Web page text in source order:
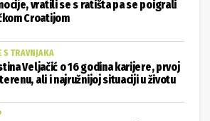
vratili se s ratišta pa se poigrali
Croatijom
S TRAVNJAKA
Veljačić o 16 godina karijere, prvoj
ali i najružnijoj situaciji u životu